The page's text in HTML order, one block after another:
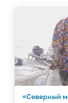
«Северный